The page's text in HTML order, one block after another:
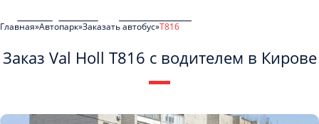
Главная Автопарк Заказать автобус T816
Заказ Val Holl T816 с водителем в Кирове
обработку моих Персональных данных